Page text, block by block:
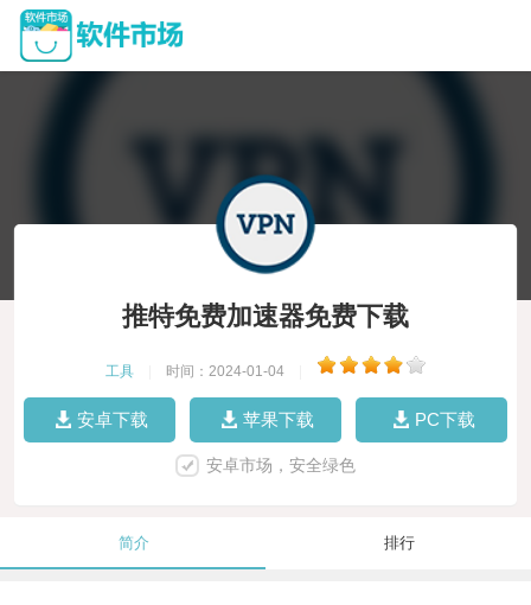
推特免费加速器免费下载
工具 时间：2024-01-04
安卓下载 苹果下载 PC下载
安卓市场，安全绿色
简介 排行